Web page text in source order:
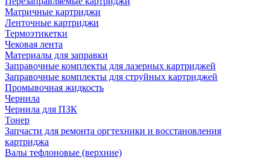
Матричные картриджи
Ленточные картриджи
Термоэтикетки
Чековая лента
Материалы для заправки
Заправочные комплекты для лазерных картриджей
Заправочные комплекты для струйных картриджей
Промывочная жидкость
Чернила
Чернила для ПЗК
Тонер
Запчасти для ремонта оргтехники и восстановления
картриджа
Валы тефлоновые (верхние)